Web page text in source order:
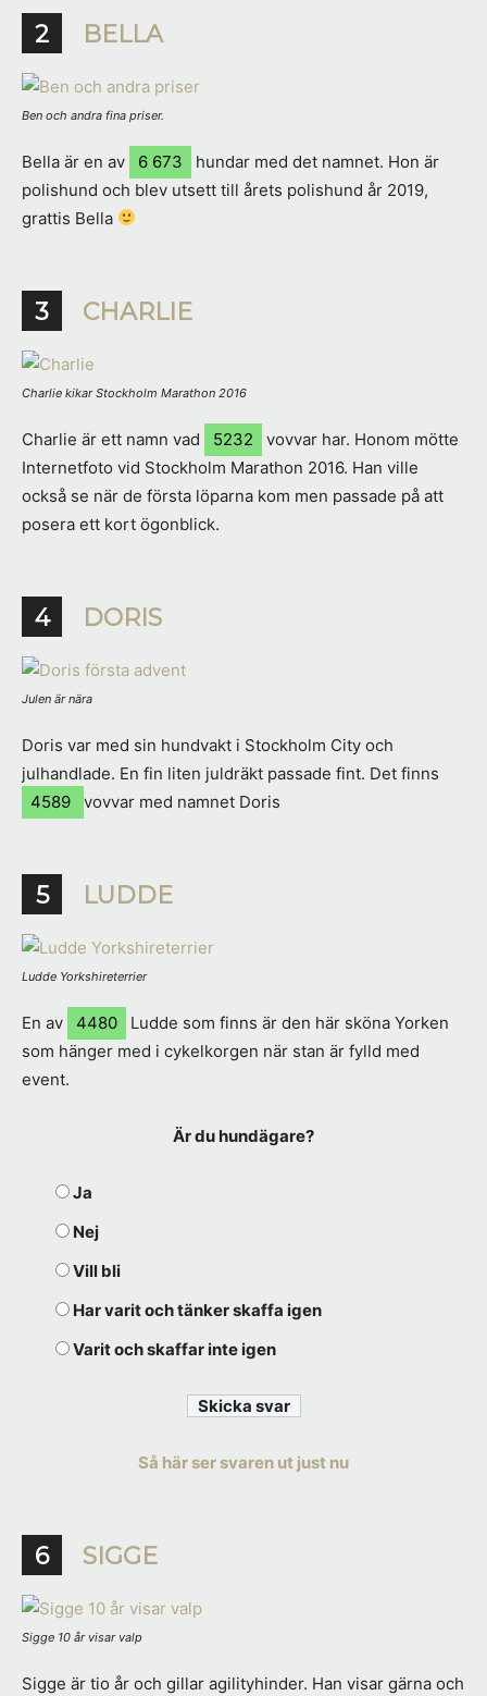
2 BELLA
Ben och andra fina priser.
Bella är en av 6 673
hundar med det namnet. Hon är
polishund och blev utsett till årets polishund år 2019,
grattis Bella
3 CHARLIE
Charlie kikar Stockholm Marathon 2016
Charlie är ett namn vad 5232
vovvar har. Honom mötte
Internetfoto vid Stockholm Marathon 2016. Han ville
också se när de första löparna kom men passade på att
posera ett kort ögonblick.
4 DORIS
Julen är nära
Doris var med sin hundvakt i Stockholm City och
julhandlade. En fin liten juldräkt passade fint. Det finns
4589
vovvar med namnet Doris
5 LUDDE
Ludde Yorkshireterrier
En av 4480
Ludde som finns är den här sköna Yorken
som hänger med i cykelkorgen när stan är fylld med
event.
Är du hundägare?
Ja
Nej
Vill bli
Har varit och tänker skaffa igen
Varit och skaffar inte igen
Så här ser svaren ut just nu
6 SIGGE
Sigge 10 år visar valp
Sigge är tio år och gillar agilityhinder. Han visar gärna och